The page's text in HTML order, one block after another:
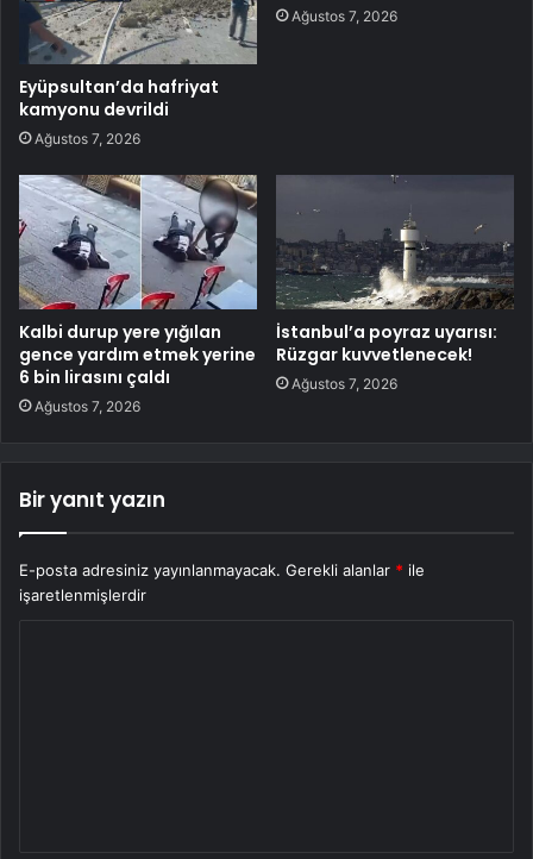
Eyüpsultan’da hafriyat
kamyonu devrildi
Ağustos 7, 2026
Ağustos 7, 2026
Kalbi durup yere yığılan
gence yardım etmek yerine
6 bin lirasını çaldı
Ağustos 7, 2026
İstanbul’a poyraz uyarısı:
Rüzgar kuvvetlenecek!
Ağustos 7, 2026
Bir yanıt yazın
E-posta adresiniz yayınlanmayacak. Gerekli alanlar * ile
işaretlenmişlerdir